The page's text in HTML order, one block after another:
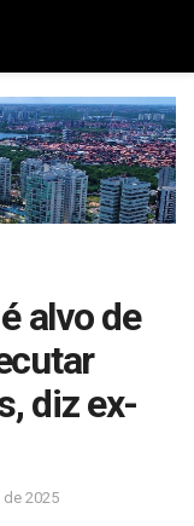
alvo de
diz ex-
2025